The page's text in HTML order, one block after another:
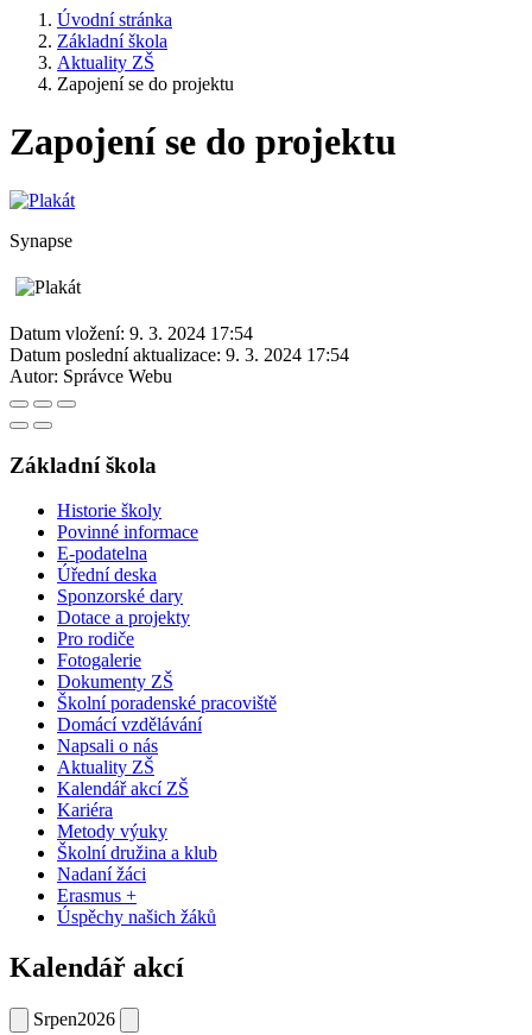
Úvodní stránka
Základní škola
Aktuality ZŠ
Zapojení se do projektu
Zapojení se do projektu
Synapse
Datum vložení: 9. 3. 2024 17:54
Datum poslední aktualizace: 9. 3. 2024 17:54
Autor: Správce Webu
Základní škola
Historie školy
Povinné informace
E-podatelna
Úřední deska
Sponzorské dary
Dotace a projekty
Pro rodiče
Fotogalerie
Dokumenty ZŠ
Školní poradenské pracoviště
Domácí vzdělávání
Napsali o nás
Aktuality ZŠ
Kalendář akcí ZŠ
Kariéra
Metody výuky
Školní družina a klub
Nadaní žáci
Erasmus +
Úspěchy našich žáků
Kalendář akcí
Srpen2026